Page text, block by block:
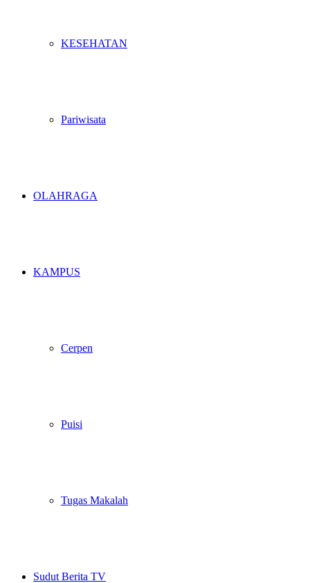
KESEHATAN
Pariwisata
OLAHRAGA
KAMPUS
Cerpen
Puisi
Tugas Makalah
Sudut Berita TV